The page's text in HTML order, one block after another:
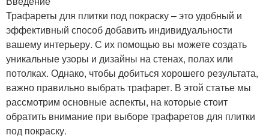
Трафареты для плитки под покраску – это удобный и
эффективный способ добавить индивидуальности
вашему интерьеру. С их помощью вы можете создать
уникальные узоры и дизайны на стенах, полах или
потолках. Однако, чтобы добиться хорошего результата,
важно правильно выбрать трафарет. В этой статье мы
рассмотрим основные аспекты, на которые стоит
обратить внимание при выборе трафаретов для плитки
под покраску.